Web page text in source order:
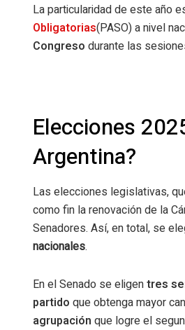
La particularidad de este año
Obligatorias(PASO) a nivel
Congreso durante las
Elecciones
Argentina?
Las elecciones legislativas,
como fin la renovación de la
Senadores. Así, en total, se
nacionales.
En el Senado se eligentres
partido que obtenga mayor
agrupación que logre el